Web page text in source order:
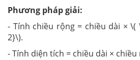
Phương pháp giải:
- Tính chiều rộng = chiều dài ×
2}\).
- Tính diện tích = chiều dài × chiều